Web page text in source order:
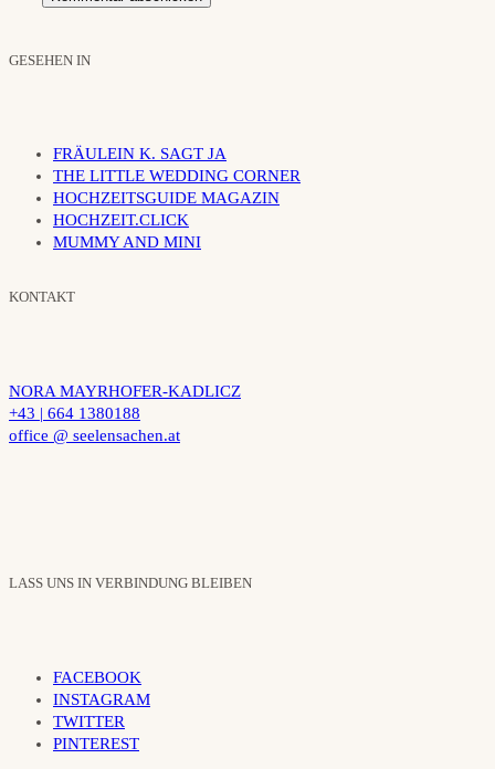
GESEHEN IN
FRÄULEIN K. SAGT JA
THE LITTLE WEDDING CORNER
HOCHZEITSGUIDE MAGAZIN
HOCHZEIT.CLICK
MUMMY AND MINI
KONTAKT
NORA MAYRHOFER-KADLICZ
+43 | 664 1380188
office @ seelensachen.at
LASS UNS IN VERBINDUNG BLEIBEN
FACEBOOK
INSTAGRAM
TWITTER
PINTEREST